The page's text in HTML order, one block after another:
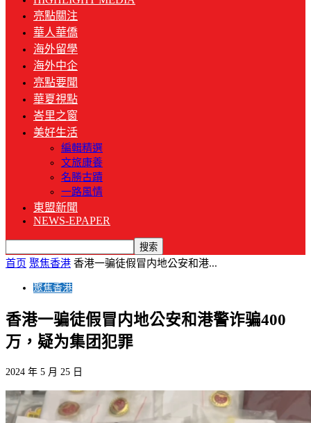
亮點關注
華人華僑
海外留學
海外中企
亮點要聞
華夏視點
峇里之窗
美好生活
編輯精選
文旅康養
名勝古蹟
一路風情
東盟新聞
NEWS-EPAPER
首页 聚焦香港 香港一骗徒假冒内地公安和港...
聚焦香港
香港一骗徒假冒内地公安和港警诈骗400
万，疑为集团犯罪
2024 年 5 月 25 日